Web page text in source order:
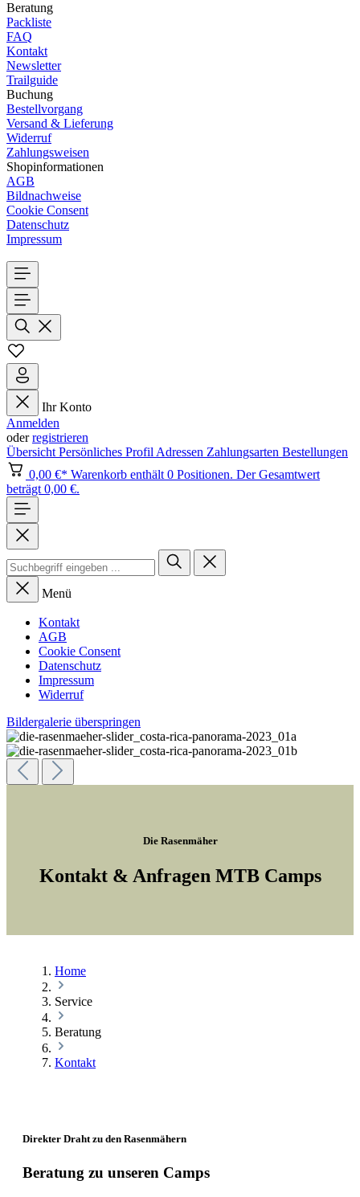
Beratung
Packliste
FAQ
Kontakt
Newsletter
Trailguide
Buchung
Bestellvorgang
Versand & Lieferung
Widerruf
Zahlungsweisen
Shopinformationen
AGB
Bildnachweise
Cookie Consent
Datenschutz
Impressum
Ihr Konto
Anmelden
oderregistrieren
Übersicht Persönliches Profil Adressen Zahlungsarten Bestellungen
0,00 €* Warenkorb enthält 0 Positionen. Der Gesamtwert
beträgt 0,00 €.
Menü
Kontakt
AGB
Cookie Consent
Datenschutz
Impressum
Widerruf
Bildergalerie überspringen
Die Rasenmäher
Kontakt & Anfragen MTB Camps
Home
Service
Beratung
Kontakt
Direkter Draht zu den Rasenmähern
Beratung zu unseren Camps